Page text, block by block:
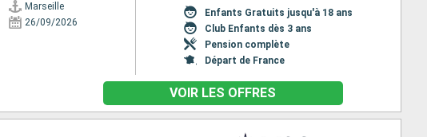
Marseille
26/09/2026
Enfants Gratuits jusqu'à 18 ans
Club Enfants dès 3 ans
Pension complète
Départ de France
VOIR LES OFFRES